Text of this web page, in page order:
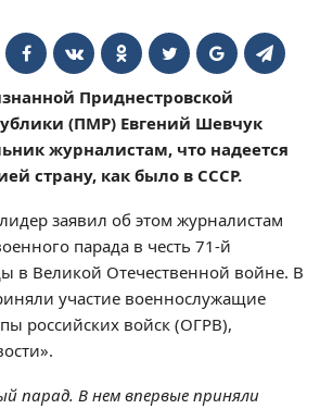
Приднестровской
(ПМР) Евгений Шевчук
журналистам, что надеется
страну, как было в СССР.
заявил об этом журналистам
парада в честь 71-й
в Великой Отечественной войне. В
участие военнослужащие
российских войск (ОГРВ),
парад. В нем впервые приняли